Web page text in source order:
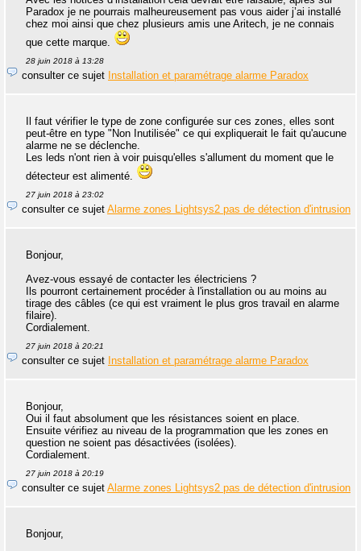
Paradox je ne pourrais malheureusement pas vous aider j’ai installé
chez moi ainsi que chez plusieurs amis une Aritech, je ne connais
que cette marque.
28 juin 2018 à 13:28
consulter ce sujet Installation et paramétrage alarme Paradox
Il faut vérifier le type de zone configurée sur ces zones, elles sont
peut-être en type "Non Inutilisée" ce qui expliquerait le fait qu'aucune
alarme ne se déclenche.
Les leds n'ont rien à voir puisqu'elles s'allument du moment que le
détecteur est alimenté.
27 juin 2018 à 23:02
consulter ce sujet Alarme zones Lightsys2 pas de détection d'intrusion
Bonjour,
Avez-vous essayé de contacter les électriciens ?
Ils pourront certainement procéder à l'installation ou au moins au
tirage des câbles (ce qui est vraiment le plus gros travail en alarme
filaire).
Cordialement.
27 juin 2018 à 20:21
consulter ce sujet Installation et paramétrage alarme Paradox
Bonjour,
Oui il faut absolument que les résistances soient en place.
Ensuite vérifiez au niveau de la programmation que les zones en
question ne soient pas désactivées (isolées).
Cordialement.
27 juin 2018 à 20:19
consulter ce sujet Alarme zones Lightsys2 pas de détection d'intrusion
Bonjour,